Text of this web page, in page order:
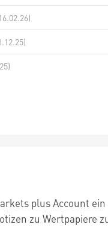
plus Account
zu Wertpapiere